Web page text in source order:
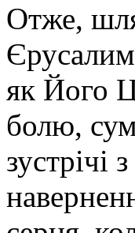
Отже,
як Його
болю,
зустрічі